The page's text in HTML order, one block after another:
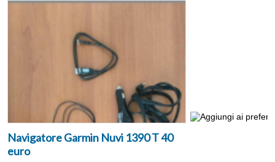
Navigatore Garmin Nuvi 1390 T 40
euro